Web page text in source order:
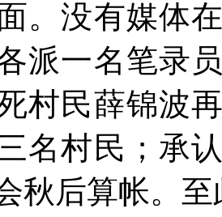
。没有媒体
派一名笔录
村民薛锦波
名村民；承
秋后算帐。